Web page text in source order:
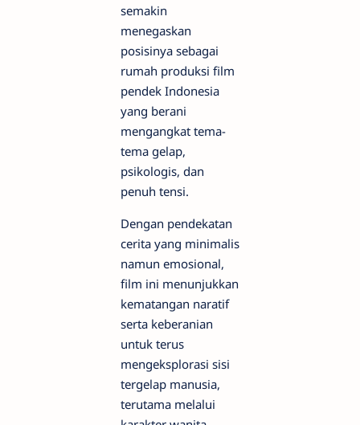
semakin
menegaskan
posisinya sebagai
rumah produksi film
pendek Indonesia
yang berani
mengangkat tema-
tema gelap,
psikologis, dan
penuh tensi.
Dengan pendekatan
cerita yang minimalis
namun emosional,
film ini menunjukkan
kematangan naratif
serta keberanian
untuk terus
mengeksplorasi sisi
tergelap manusia,
terutama melalui